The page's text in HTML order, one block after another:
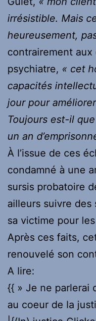
irrésistible. Mais
heureusement,
contrairement aux
psychiatre, « cet
capacités
jour pour
Toujours est-il
un an
À l’issue de ces
condamné à une
sursis probatoire
ailleurs suivre
sa victime pour
Après ces faits,
renouvelé son
A lire:
{{ » Je ne parlerai
au coeur de la